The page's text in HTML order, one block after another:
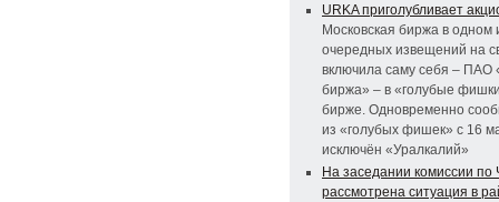
URKA приголубливает
Московская биржа в одном
очередных извещений на
включила саму себя – ПАО
биржа» – в «голубые
бирже. Одновременно
из «голубых фишек» с 16
исключён «Уралкалий»
На заседании комиссии
рассмотрена ситуация в